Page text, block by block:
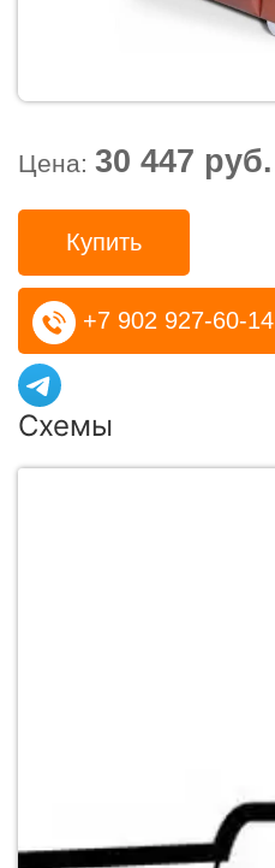
Цена: 30 447 руб.
Купить
+7 902 927-60-14
Схемы